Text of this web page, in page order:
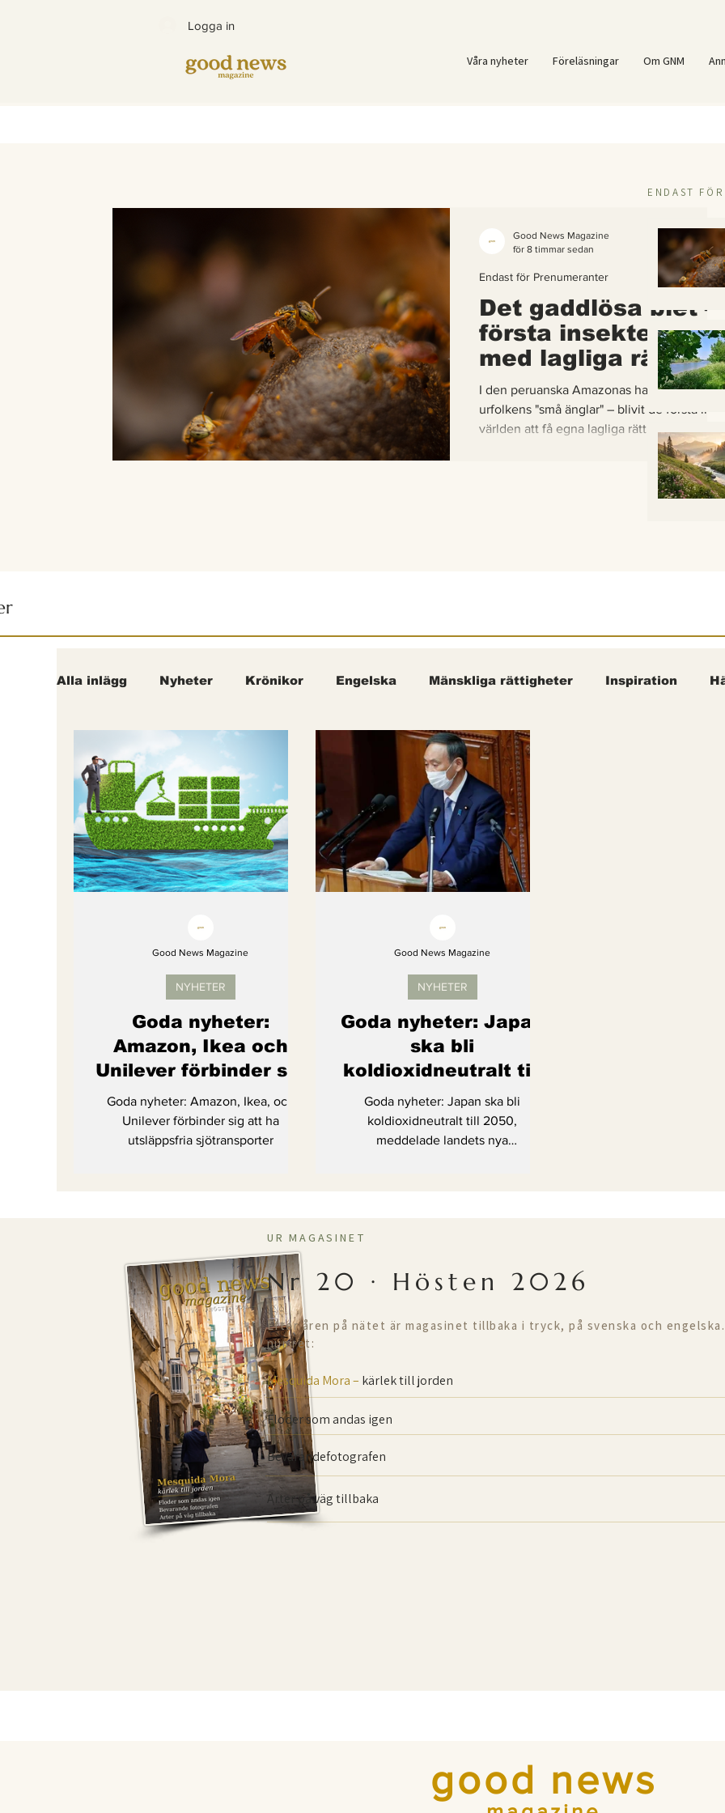
Logga in
Våra nyheter Föreläsningar Om GNM
Det gaddlösa biet –
första insekten i
med lagliga
I den peruanska Amazonas har de gaddlösa
urfolkens "små änglar" – blivit de första
världen att få egna lagliga rättigheter. En
om hur vetenskap, urfolkskunskap och
samman för att skydda regnskogens minsta
Endast för Prenumeranter
Good News Magazine
för 8 timmar sedan
ENDAST
Alla inlägg Nyheter Krönikor Engelska Mänskliga rättigheter Inspiration
Kvinnors rättigheter
fredligare värld Kände du till.... Erbjudanden Videoklipp
Endast för Prenumeranter
Goda nyheter:
Amazon, Ikea och
Unilever förbinder sig
att ha utsläppsfria
sjötransporter
Goda nyheter: Amazon, Ikea, och
Unilever förbinder sig att ha
utsläppsfria sjötransporter
NYHETER
Good News Magazine
Goda nyheter: Japan
ska bli
koldioxidneutralt till
2050
Goda nyheter: Japan ska bli
koldioxidneutralt till 2050,
meddelade landets nya
NYHETER
Good News Magazine
UR MAGASINET
Nr 20 · Hösten 2026
Efter åren på nätet är magasinet tillbaka i tryck, på svenska och
numret:
Mesquida Mora – kärlek till jorden
Floder som andas igen
Bevarande­fotografen
Arter på väg tillbaka
good news